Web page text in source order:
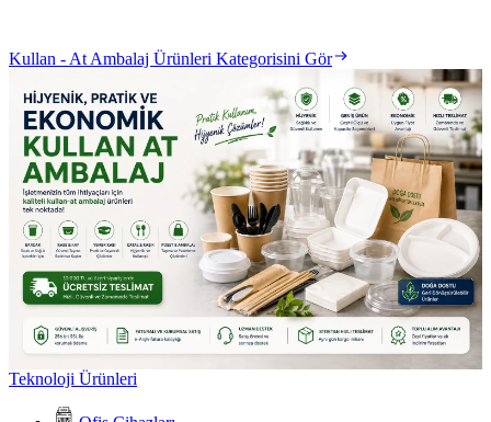
Kullan - At Ambalaj Ürünleri Kategorisini Gör
Teknoloji Ürünleri